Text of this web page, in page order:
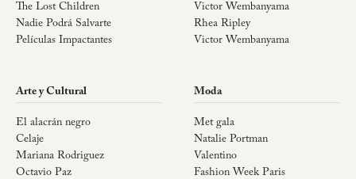
The Lost Children
Nadie Podrá Salvarte
Películas Impactantes
Victor Wembanyama
Rhea Ripley
Victor Wembanyama
Arte y Cultural
El alacrán negro
Celaje
Mariana Rodriguez
Octavio Paz
Moda
Met gala
Natalie Portman
Valentino
Fashion Week Paris